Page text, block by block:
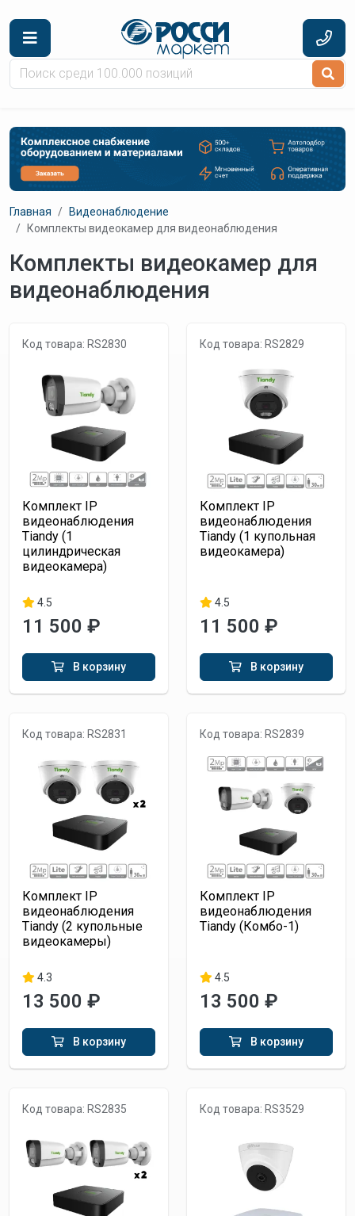
Главная
Видеонаблюдение
Комплекты видеокамер для видеонаблюдения
Комплекты видеокамер для
видеонаблюдения
Код товара: RS2830
Комплект IP
видеонаблюдения
Tiandy (1
цилиндрическая
видеокамера)
4.5
11 500 ₽
В корзину
Код товара: RS2829
Комплект IP
видеонаблюдения
Tiandy (1 купольная
видеокамера)
4.5
11 500 ₽
В корзину
Код товара: RS2831
Комплект IP
видеонаблюдения
Tiandy (2 купольные
видеокамеры)
4.3
13 500 ₽
В корзину
Код товара: RS2839
Комплект IP
видеонаблюдения
Tiandy (Комбо-1)
4.5
13 500 ₽
В корзину
Код товара: RS2835 Код товара: RS3529